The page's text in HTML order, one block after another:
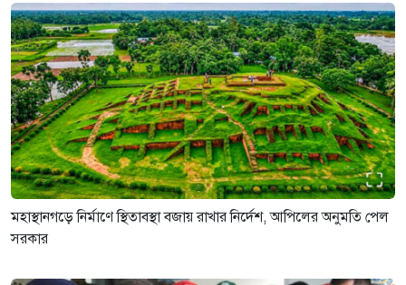
মহাস্থানগড়ে নির্মাণে স্থিতাবস্থা বজায় রাখার নির্দেশ, আপিলের অনুমতি পেল
সরকার